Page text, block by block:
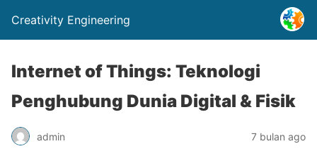
Creativity Engineering
Internet of Things: Teknologi
Penghubung Dunia Digital & Fisik
admin 7 bulan ago